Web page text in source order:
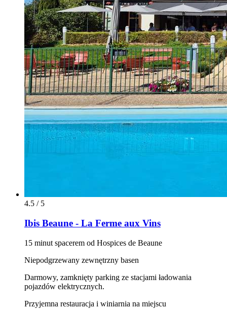
4.5 / 5
Ibis Beaune - La Ferme aux Vins
15 minut spacerem od Hospices de Beaune
Niepodgrzewany zewnętrzny basen
Darmowy, zamknięty parking ze stacjami ładowania
pojazdów elektrycznych.
Przyjemna restauracja i winiarnia na miejscu